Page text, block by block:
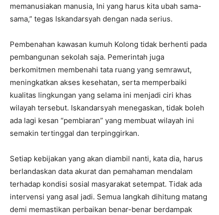
memanusiakan manusia, Ini yang harus kita ubah sama-
sama,” tegas Iskandarsyah dengan nada serius.
Pembenahan kawasan kumuh Kolong tidak berhenti pada
pembangunan sekolah saja. Pemerintah juga
berkomitmen membenahi tata ruang yang semrawut,
meningkatkan akses kesehatan, serta memperbaiki
kualitas lingkungan yang selama ini menjadi ciri khas
wilayah tersebut. Iskandarsyah menegaskan, tidak boleh
ada lagi kesan “pembiaran” yang membuat wilayah ini
semakin tertinggal dan terpinggirkan.
Setiap kebijakan yang akan diambil nanti, kata dia, harus
berlandaskan data akurat dan pemahaman mendalam
terhadap kondisi sosial masyarakat setempat. Tidak ada
intervensi yang asal jadi. Semua langkah dihitung matang
demi memastikan perbaikan benar-benar berdampak